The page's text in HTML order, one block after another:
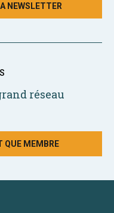
NEWSLETTER
réseau
QUE MEMBRE